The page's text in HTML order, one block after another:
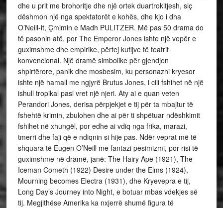
dhe u prit me brohoritje dhe një ortek duartrokitjesh, siç
dëshmon një nga spektatorët e kohës, dhe kjo i dha
O’Neill-it, Çmimin e Madh PULITZER. Më pas 50 drama do
të pasonin atë, por The Emperor Jones ishte një vepër e
guximshme dhe empirike, përtej kufijve të teatrit
konvencional. Një dramë simbolike për gjendjen
shpirtërore, panik dhe mosbesim, ku personazhi kryesor
ishte një hamall me ngjyrë Brutus Jones, i cili fshihet në një
ishull tropikal pasi vret një njeri. Aty ai e quan veten
Perandori Jones, derisa përpjekjet e tij për ta mbajtur të
fshehtë krimin, zbulohen dhe ai për ti shpëtuar ndëshkimit
fshihet në xhungël, por edhe ai vdiq nga frika, marazi,
tmerri dhe faji që e ndiqnin si hije pas. Ndër veprat më të
shquara të Eugen O’Neill me fantazi pesimizmi, por risi të
guximshme në dramë, janë: The Hairy Ape (1921), The
Iceman Cometh (1922) Desire under the Elms (1924),
Mourning becomes Electra (1931), dhe Kryevepra e tij,
Long Day’s Journey into Night, e botuar mbas vdekjes së
tij. Megjithëse Amerika ka nxjerrë shumë figura të